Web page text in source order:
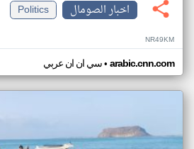
اخبار الصومال
Politics
NR49KM
سي ان ان عربي• arabic.cnn.com